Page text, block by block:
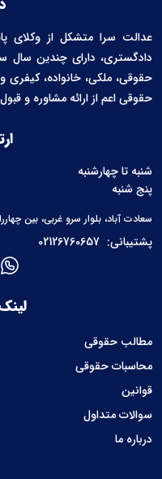
عدالت سرا متشکل از وکلای
دادگستری، دارای چندین سال
حقوقی، ملکی، خانواده، کیفری
حقوقی اعم از ارائه مشاوره و
مطالب حقوقی
محاسبات حقوقی
قوانین
سوالات متداول
درباره ما
شنبه تا چهارشنبه
پنج شنبه
سعادت آباد، بلوار سرو غربی، بین چهارراه
پشتیبانی: 02126760657